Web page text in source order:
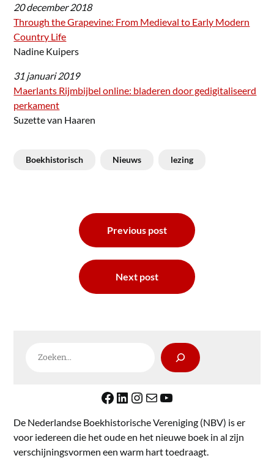
20 december 2018
Through the Grapevine: From Medieval to Early Modern
Country Life
Nadine Kuipers
31 januari 2019
Maerlants Rijmbijbel online: bladeren door gedigitaliseerd
perkament
Suzette van Haaren
Boekhistorisch Nieuws lezing
Previous post
Next post
Facebook
LinkedIn
Instagram
E-mailYouTube
De Nederlandse Boekhistorische Vereniging (NBV) is er
voor iedereen die het oude en het nieuwe boek in al zijn
verschijningsvormen een warm hart toedraagt.